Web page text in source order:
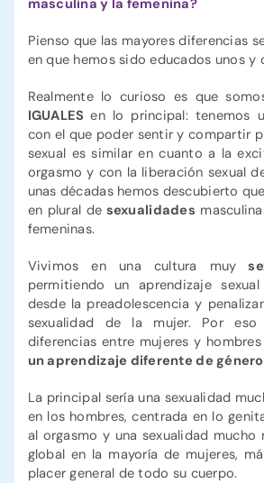
Pienso que las mayores diferencias
en que hemos sido educados unos y
Realmente lo curioso es que
IGUALESen lo principal: tenemos
con el que poder sentir y compartir
sexual es similar en cuanto a la
orgasmo y con la liberación sexual
unas décadas hemos descubierto
en plural de sexualidades
femeninas.
Vivimos en una cultura muy
permitiendo un aprendizaje
desde la preadolescencia y
sexualidad de la mujer. Por eso
diferencias entre mujeres y
un aprendizaje diferente de
La principal sería una sexualidad
en los hombres, centrada en lo
al orgasmo y una sexualidad mucho
global en la mayoría de mujeres,
placer general de todo su cuerpo.